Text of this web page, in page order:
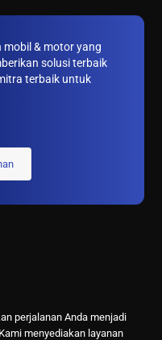
mobil & motor yang
solusi terbaik
terbaik untuk
perjalanan Anda menjadi
menyediakan layanan